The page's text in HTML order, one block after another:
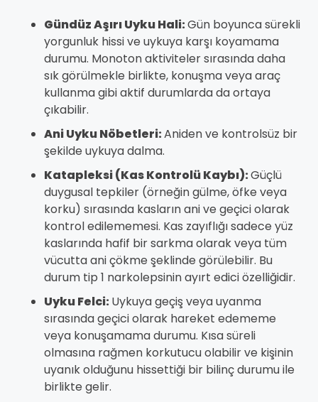
Gündüz Aşırı Uyku Hali:Gün boyunca sürekli
yorgunluk hissi ve uykuya karşı koyamama
durumu. Monoton aktiviteler sırasında daha
sık görülmekle birlikte, konuşma veya araç
kullanma gibi aktif durumlarda da ortaya
çıkabilir.
Ani Uyku Nöbetleri:Aniden ve kontrolsüz bir
şekilde uykuya dalma.
Katapleksi (Kas Kontrolü Kaybı):Güçlü
duygusal tepkiler (örneğin gülme, öfke veya
korku) sırasında kasların ani ve geçici olarak
kontrol edilememesi. Kas zayıflığı sadece yüz
kaslarında hafif bir sarkma olarak veya tüm
vücutta ani çökme şeklinde görülebilir. Bu
durum tip 1 narkolepsinin ayırt edici özelliğidir.
Uyku Felci:Uykuya geçiş veya uyanma
sırasında geçici olarak hareket edememe
veya konuşamama durumu. Kısa süreli
olmasına rağmen korkutucu olabilir ve kişinin
uyanık olduğunu hissettiği bir bilinç durumu ile
birlikte gelir.